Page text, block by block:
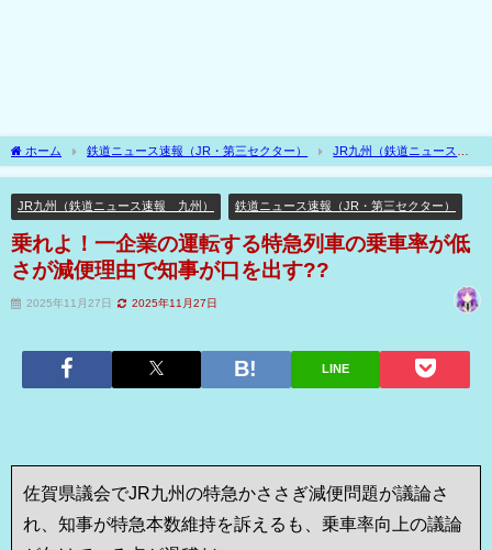
ホーム 鉄道ニュース速報（JR・第三セクター）
JR九州（鉄道ニュース速
報 九州）
乗れよ！一企業の運転する特急列車の乗車率が低さが減便理由で知事
JR九州（鉄道ニュース速報 九州）
鉄道ニュース速報（JR・第三セクター）
乗れよ！一企業の運転する特急列車の乗車率が低
さが減便理由で知事が口を出す??
2025年11月27日 2025年11月27日
LINE
佐賀県議会でJR九州の特急かささぎ減便問題が議論さ
れ、知事が特急本数維持を訴えるも、乗車率向上の議論